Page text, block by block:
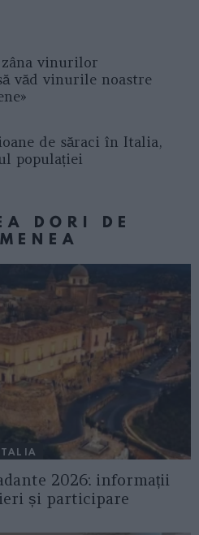
vinurilor
văd vinurile noastre
de săraci în Italia,
populației
DORI DE
2026: informații
și participare